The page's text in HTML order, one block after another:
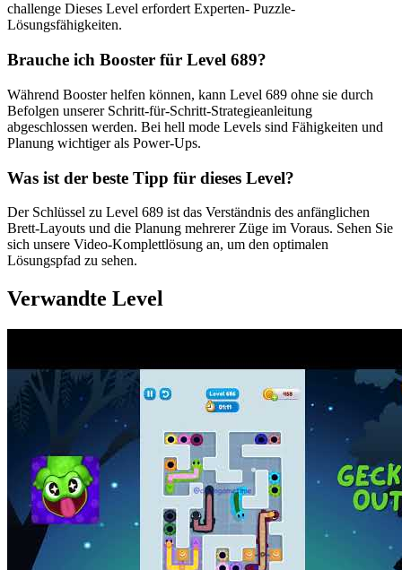
challenge Dieses Level erfordert Experten- Puzzle-
Lösungsfähigkeiten.
Brauche ich Booster für Level 689?
Während Booster helfen können, kann Level 689 ohne sie durch
Befolgen unserer Schritt-für-Schritt-Strategieanleitung
abgeschlossen werden. Bei hell mode Levels sind Fähigkeiten und
Planung wichtiger als Power-Ups.
Was ist der beste Tipp für dieses Level?
Der Schlüssel zu Level 689 ist das Verständnis des anfänglichen
Brett-Layouts und die Planung mehrerer Züge im Voraus. Sehen Sie
sich unsere Video-Komplettlösung an, um den optimalen
Lösungspfad zu sehen.
Verwandte Level